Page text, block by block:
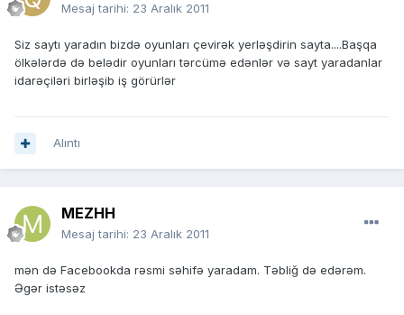
Mesaj tarihi: 23 Aralık 2011
Siz saytı yaradın bizdə oyunları çevirək yerləşdirin sayta....Başqa
ölkələrdə də belədir oyunları tərcümə edənlər və sayt yaradanlar
idarəçiləri birləşib iş görürlər
Alıntı
MEZHH
Mesaj tarihi: 23 Aralık 2011
mən də Facebookda rəsmi səhifə yaradam. Təbliğ də edərəm.
Əgər istəsəz